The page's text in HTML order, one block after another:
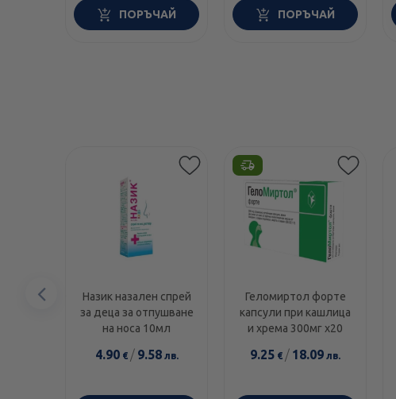
ПОРЪЧАЙ ПОРЪЧАЙ
Назик назален спрей
за деца за отпушване
на носа 10мл
4.90€ / 9.58лв.
Геломиртол форте
капсули при кашлица
и хрема 300мг х20
9.25 € / 18.09 лв.
Предишен
елемент